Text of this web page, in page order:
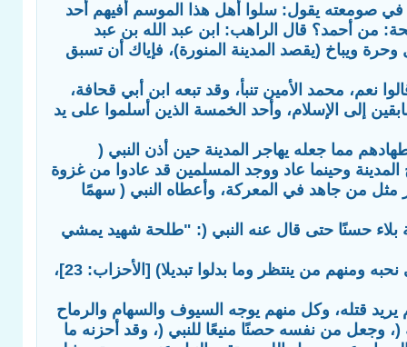
صومعته يقول: سلوا أهل هذا الموسم أفيهم أحد
من أحمد؟ قال الراهب: ابن عبد الله بن عبد
ويباخ (يقصد المدينة المنورة)، فإياك أن تسبق
محمد الأمين تنبأ، وقد تبعه ابن أبي قحافة،
إلى الإسلام، وأحد الخمسة الذين أسلموا على يد
مما جعله يهاجر المدينة حين أذن النبي (
وحينما عاد ووجد المسلمين قد عادوا من غزوة
مثل من جاهد في المعركة، وأعطاه النبي ( سهمًا
بلاء حسنًا حتى قال عنه النبي (: "طلحة شهيد يمشي
وحينما نزل قول الله تعالى: (من المؤمنين رجال صدقوا ما عاهدوا الله عليه فمنهم من قضى نحبه ومنهم من ينتظر وما بدلوا تبديلا) [الأحزاب: 23]،
قتله، وكل منهم يوجه السيوف والسهام والرماح
من نفسه حصنًا منيعًا للنبي (، وقد أحزنه ما